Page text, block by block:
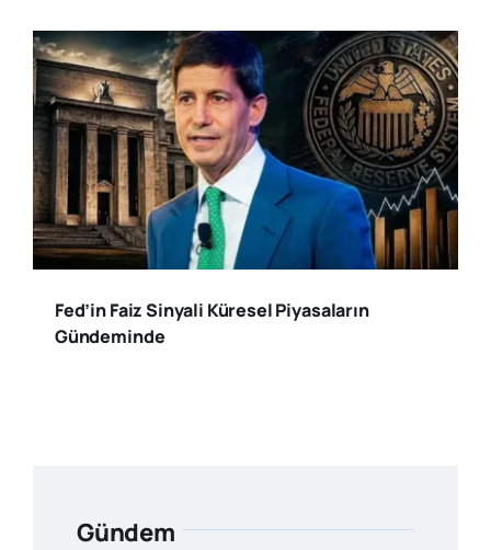
Fed’in Faiz Sinyali Küresel Piyasaların
Gündeminde
Gündem